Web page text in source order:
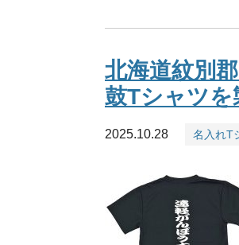
北海道紋別
鼓Tシャツを
2025.10.28 名入れT